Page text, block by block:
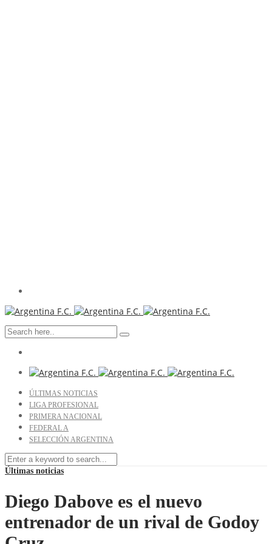
ÚLTIMAS NOTICIAS
LIGA PROFESIONAL
PRIMERA NACIONAL
FEDERAL A
SELECCIÓN ARGENTINA
Últimas noticias
Diego Dabove es el nuevo
entrenador de un rival de Godoy